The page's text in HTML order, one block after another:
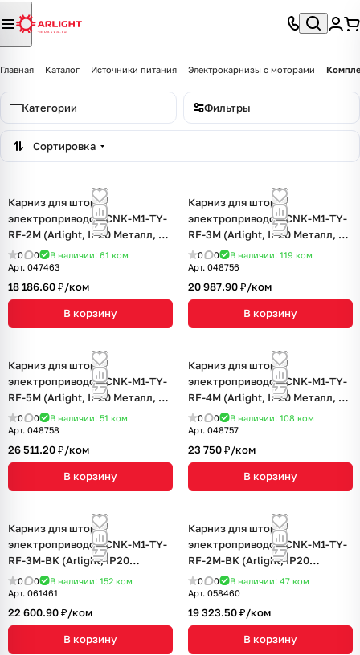
Главная Каталог Источники питания Электрокарнизы с моторами
Категории Фильтры
Сортировка
Карниз для штор с
электроприводом CNK-M1-TY-
RF-2M (Arlight, IP20 Металл, 5
лет)
0 0 В наличии: 61 ком
Арт. 047463
18 186.60 ₽/ком
В корзину
Карниз для штор с
электроприводом CNK-M1-TY-
RF-3M (Arlight, IP20 Металл, 5
лет)
0 0 В наличии: 119 ком
Арт. 048756
20 987.90 ₽/ком
В корзину
Карниз для штор с
электроприводом CNK-M1-TY-
RF-5M (Arlight, IP20 Металл, 5
лет)
0 0 В наличии: 51 ком
Арт. 048758
26 511.20 ₽/ком
В корзину
Карниз для штор с
электроприводом CNK-M1-TY-
RF-4M (Arlight, IP20 Металл, 5
лет)
0 0 В наличии: 108 ком
Арт. 048757
23 750 ₽/ком
В корзину
Карниз для штор с
электроприводом CNK-M1-TY-
RF-3M-BK (Arlight, IP20
Металл, 5 лет)
0 0 В наличии: 152 ком
Арт. 061461
22 600.90 ₽/ком
В корзину
Карниз для штор с
электроприводом CNK-M1-TY-
RF-2M-BK (Arlight, IP20
Металл, 5 лет)
0 0 В наличии: 47 ком
Арт. 058460
19 323.50 ₽/ком
В корзину